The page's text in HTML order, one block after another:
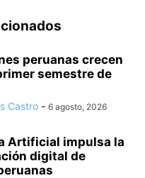
peruanas crecen
semestre de
Castro - 6 agosto, 2026
Artificial impulsa la
digital de